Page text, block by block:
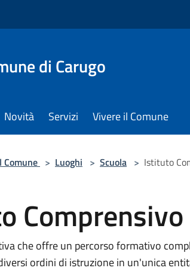
di Carugo
Novità Servizi Vivere il Comune
Comune > Luoghi > Scuola > Istituto
che offre un percorso formativo
ordini di istruzione in un'unica